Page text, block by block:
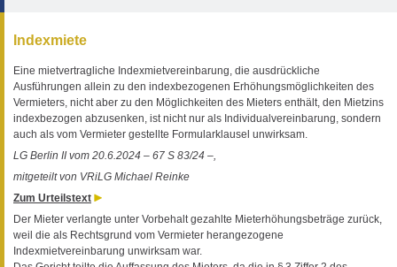
Indexmiete
Eine mietvertragliche Indexmietvereinbarung, die ausdrückliche
Ausführungen allein zu den indexbezogenen Erhöhungsmöglichkeiten des
Vermieters, nicht aber zu den Möglichkeiten des Mieters enthält, den Mietzins
indexbezogen abzusenken, ist nicht nur als Individualvereinbarung, sondern
auch als vom Vermieter gestellte Formularklausel unwirksam.
LG Berlin II vom 20.6.2024 – 67 S 83/24 –,
mitgeteilt von VRiLG Michael Reinke
Zum Urteilstext
Der Mieter verlangte unter Vorbehalt gezahlte Mieterhöhungsbeträge zurück,
weil die als Rechtsgrund vom Vermieter herangezogene
Indexmietvereinbarung unwirksam war.